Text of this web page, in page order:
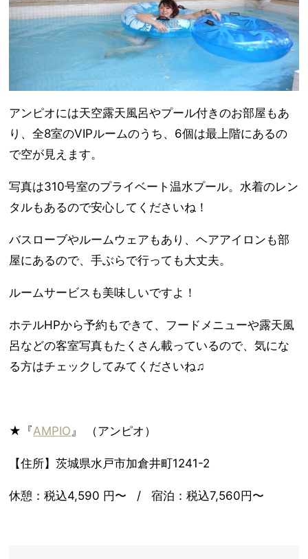
アンピオには天空露天風呂やプール付きのお部屋もあ
り、全8室のVIPルームのうち、6個は最上階にあるの
で空が見えます。
写真は310号室のプライベート温水プール。水着のレン
タルもあるので安心してくださいね！
バスローブやルームウェアもあり、ヘアアイロンも部
屋にあるので、手ぶらで行っても大丈夫。
ルームサービスも美味しいですよ！
ホテルHPから予約もできて、フードメニューや露天風
呂などの客室写真もたくさん載っているので、気にな
る方はチェックしてみてくださいね♫
★『AMPIO 』 （アンピオ）
【住所】茨城県水戸市加倉井町1241-2
休憩：税込4,590 円〜 / 宿泊：税込7,560円〜